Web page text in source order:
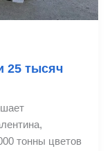
25 тысяч
тонны цветов